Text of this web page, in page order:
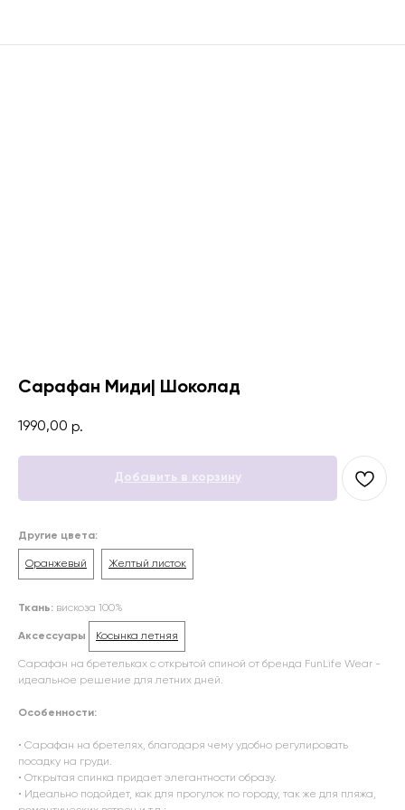
Сарафан Миди| Шоколад
1990,00 р.
Добавить в корзину
Другие цвета:
Оранжевый Желтый листок
Ткань: вискоза 100%
Аксессуары Косынка летняя
Сарафан на бретельках с открытой спиной от бренда FunLife Wear -
идеальное решение для летних дней.
Особенности:
• Сарафан на бретелях, благодаря чему удобно регулировать
посадку на груди.
• Открытая спинка придает элегантности образу.
• Идеально подойдет, как для прогулок по городу, так же для пляжа,